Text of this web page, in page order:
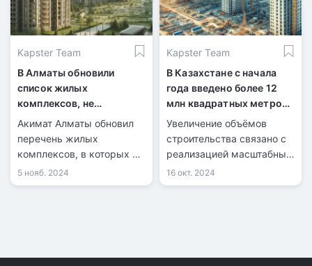
строительством и
выделением земельных
участков в предгорных
районах Алматы.
Kapster Team
В Алматы обновили
список жилых
комплексов, не
рекомендованных для
покупки недвижимости
Акимат Алматы обновил
перечень жилых
комплексов, в которых не
рекомендуется
приобретать . На данный
5 нояб. 2024
Kapster Team
В Казахстане с начала
года введено более 12
млн квадратных метров
жилья
Увеличение объёмов
строительства связано с
реализацией масштабных
государственных
программ в сфере жилья
16 окт. 2024